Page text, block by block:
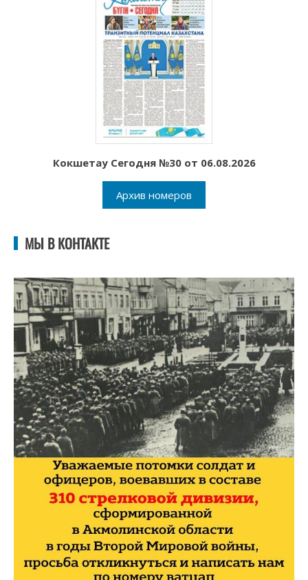
Кокшетау Сегодня №30 от 06.08.2026
Архив номеров
МЫ В КОНТАКТЕ